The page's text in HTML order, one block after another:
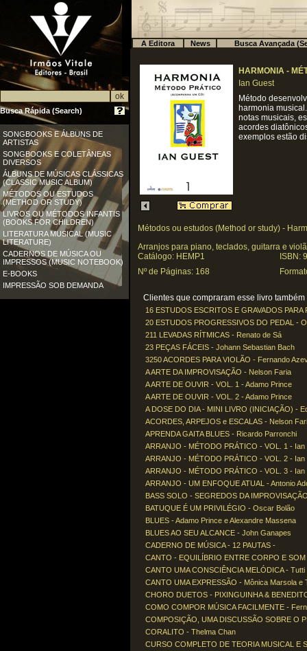
Busca Rápida (Search)
SONGBOOKS E ÁLBUNS DE
ARTISTAS
SONGBOOKS E COLETÂNEAS
DIVERSOS
ÁLBUNS DE MÚSICAS CLÁSSICAS
(CLASSIC MUSIC ALBUM)
MÉTODOS OU ESTUDOS
(METHOD OR STUDY)
LIVROS OU MÉTODOS INFANTIS
(BOOKS FOR CHILDREN)
LITERATURA MUSICAL (MUSIC
LITERATURE)
CADERNOS DE MÚSICA OU
IMPRESSOS (MUSIC NOTEBOOK)
E-BOOKS
IMPRESSÃO SOB DEMANDA
A Editora News Busca Avançada
HARMONIA -
Ian Guest
Método
harmonia
notas musicais,
acordes
exemplos estão
Métodos ou estudos (Method or study) -
Arranjos para piano, teclados, guitarra e
Catálogo: HEMP1
ISBN:
Nº de Páginas: 168
Clientes que compraram esse livro
16 ESTUDOS ESCRITOS E GRAVADOS
20 ESTUDOS PROGRESSIVOS DO PEDAL -
211 LEVADAS RÍTMICAS - Renato de Sá
23 PEÇAS FÁCEIS - Johann Sebastian Bach
3250 ACORDES PARA VIOLÃO - Fernando
A ARTE DA IMPROVISAÇÃO - Nelson Faria
A ARTE DE OUVIR - VOL. 1 - Adamo Prince
A ARTE DE OUVIR - VOL. 2 - Adamo Prince
A DOSE DO DIA - MINI LIVRO (INICIAÇÃO) -
ACORDES, ARPEJOS e ESCALAS - Nelson
APRENDA GAITA BLUES - Ricardo Parronchi
ARRANJO - MÉTODO PRÁTICO - VOL. 1 - Ian
ARRANJO - MÉTODO PRÁTICO - VOL. 2 - Ian
ARRANJO - MÉTODO PRÁTICO - VOL. 3 - Ian
ARRANJO - UM ENFOQUE ATUAL - Antonio
BASS SOLO - SEGREDOS DA
BATUQUE É UM PRIVILÉGIO - Oscar Bolão
BLUES - Adamo Prince e Alexandre Massena
BLUES AO SEU ALCANCE - John Ganapes
CADERNO DE MÚSICA - 12 PAUTAS -
CANTO - EQUILÍBRIO ENTRE CORPO E
CANTO UMA CONSCIÊNCIA MELÓDICA - Tutti
CANTO UMA EXPRESSÃO - Mônica Marsola e
CHORO DUETOS - PIXINGUINHA &
COMO COMPOR MÚSICA FACILMENTE -
COMPOSIÇÃO, UMA DISCUSSÃO SOBRE O
CORALITO - Thelma Chan
CURSO COMPLETO DE TEORIA MUSICAL E